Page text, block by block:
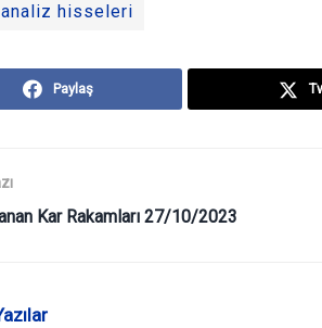
hisseleri
Paylaş
Kar Rakamları 27/10/2023